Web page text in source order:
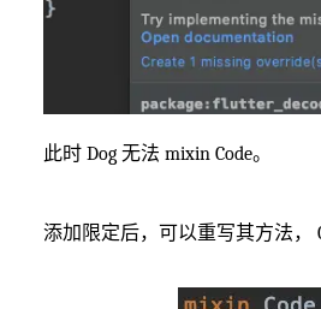
此时 Dog 无法 mixin Code。
添加限定后，可以重写其方法，